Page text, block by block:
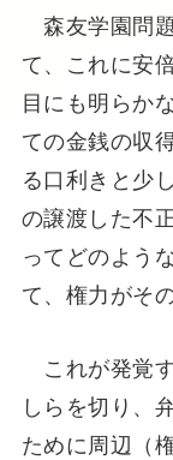
森友学園問
て、これに安
目にも明らか
ての金銭の収
る口利きと少
の譲渡した不
ってどのよう
て、権力がそ
これが発覚
しらを切り、
ために周辺（